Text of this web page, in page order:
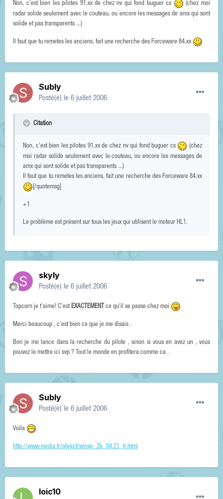
Non, c'est bien les pilotes 91.xx de chez nv qui fond buguer cs
(chez moi
radar solide seulement avec le couteau, ou encore les messages de amx qui sont
solide et pas transparents ...)
Il faut que tu remetes les anciens, fait une recherche des Forceware 84.xx
Subly
Posté(e) le 6 juillet 2006
Citation
Non, c'est bien les pilotes 91.xx de chez nv qui fond buguer cs
(chez
moi radar solide seulement avec le couteau, ou encore les messages de
amx qui sont solide et pas transparents ...)
Il faut que tu remetes les anciens, fait une recherche des Forceware 84.xx
[/quotemsg]
+1
Le problème est présent sur tous les jeux qui utilisent le moteur HL1.
skyly
Posté(e) le 6 juillet 2006
Topcorn je t'aime! C'estEXACTEMENT ce qu'il se passe chez moi
Merci beaucoup , c'est bien ce que je me disais .
Bon je me lance dans la recherche du pilote , sinon si vous en avez un , vous
pouvez le mettre ici svp ? Tout le monde en profitera comme ca .
Subly
Posté(e) le 6 juillet 2006
Voila
http://www.nvidia.fr/object/winxp_2k_84.21_fr.html
loic10